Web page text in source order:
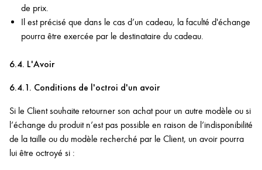
de prix.
Il est précisé que dans le cas d’un cadeau, la faculté d'échange
pourra être exercée par le destinataire du cadeau.
6.4. L'Avoir
6.4.1. Conditions de l'octroi d'un avoir
Si le Client souhaite retourner son achat pour un autre modèle ou si
l’échange du produit n’est pas possible en raison de l’indisponibilité
de la taille ou du modèle recherché par le Client, un avoir pourra
lui être octroyé si :